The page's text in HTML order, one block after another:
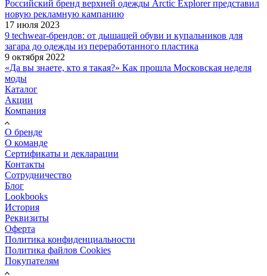
Российский бренд верхней одежды Arctic Explorer представил
новую рекламную кампанию
17 июля 2023
9 techwear-брендов: от дышащей обуви и купальников для
загара до одежды из переработанного пластика
9 октября 2022
«Да вы знаете, кто я такая?» Как прошла Московская неделя
моды
Каталог
Акции
Компания
О бренде
О команде
Сертификаты и декларации
Контакты
Сотрудничество
Блог
Lookbooks
История
Реквизиты
Оферта
Политика конфиденциальности
Политика файлов Cookies
Покупателям